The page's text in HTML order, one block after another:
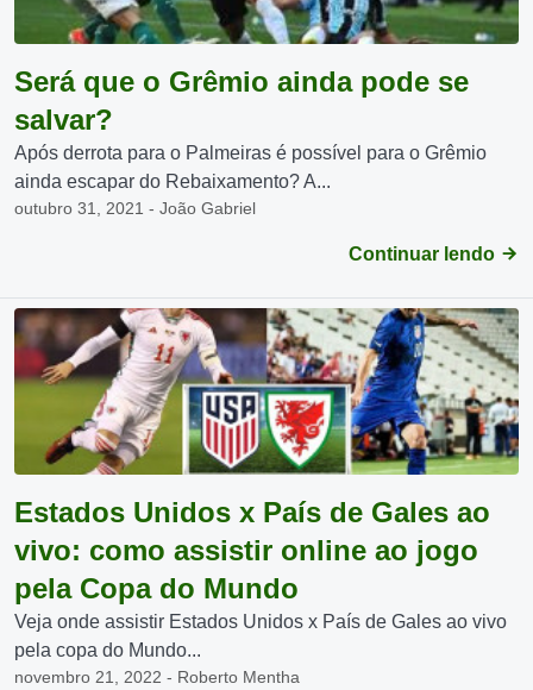
Será que o Grêmio ainda pode se
salvar?
Após derrota para o Palmeiras é possível para o Grêmio
ainda escapar do Rebaixamento? A...
outubro 31, 2021 - João Gabriel
Continuar lendo
Estados Unidos x País de Gales ao
vivo: como assistir online ao jogo
pela Copa do Mundo
Veja onde assistir Estados Unidos x País de Gales ao vivo
pela copa do Mundo...
novembro 21, 2022 - Roberto Mentha